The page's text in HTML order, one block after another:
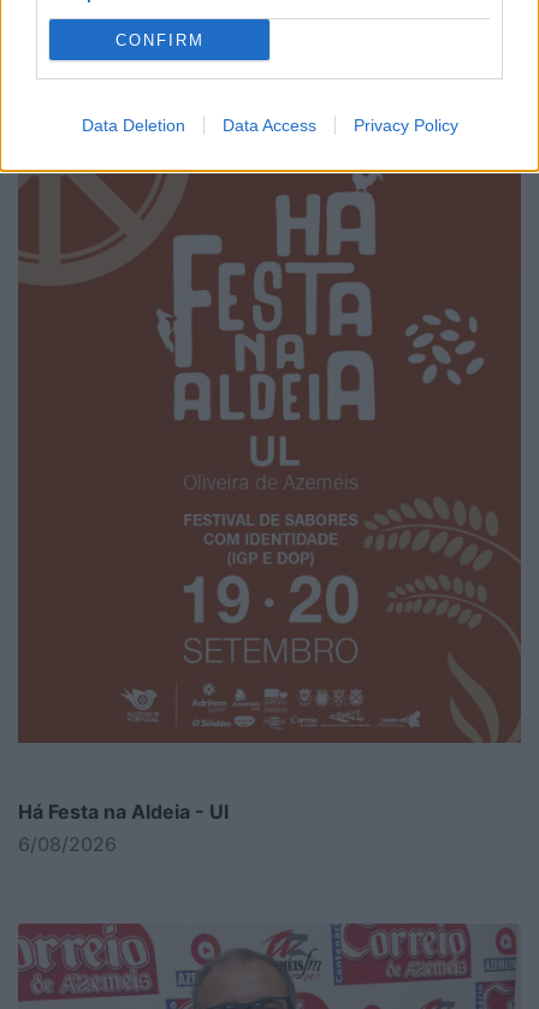
CONFIRM
Data Deletion Data Access Privacy Policy
6/08/2026
Há Festa na Aldeia - Ul
6/08/2026